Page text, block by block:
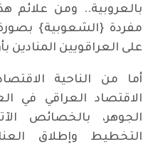
بالعروبية.. ومن علائم
مفردة {الشعوبية}
على العراقويين المنادين
أما من الناحية
الاقتصاد العراقي في
الجوهر، بالخصائص
التخطيط وإطلاق